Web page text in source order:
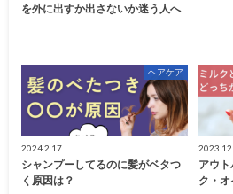
を外に出すか出さないか迷う人へ
ヘアケア
2024.2.17
シャンプーしてるのに髪がベタつ
く原因は？
アウ
ク・